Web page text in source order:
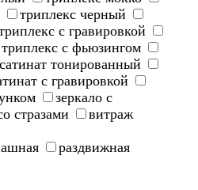
триплекс черный
с гравировкой
триплекс с фьюзингом
сатинат тонированный
с гравировкой
зеркало с
стразами
витраж
раздвижная